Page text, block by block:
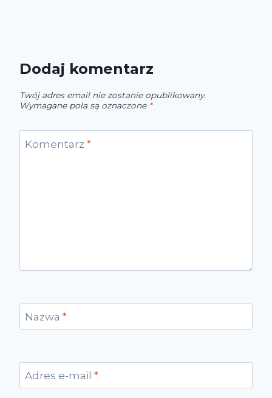
Dodaj komentarz
Twój adres email nie zostanie opublikowany.
Wymagane pola są oznaczone *
Komentarz *
Nazwa *
Adres e-mail *